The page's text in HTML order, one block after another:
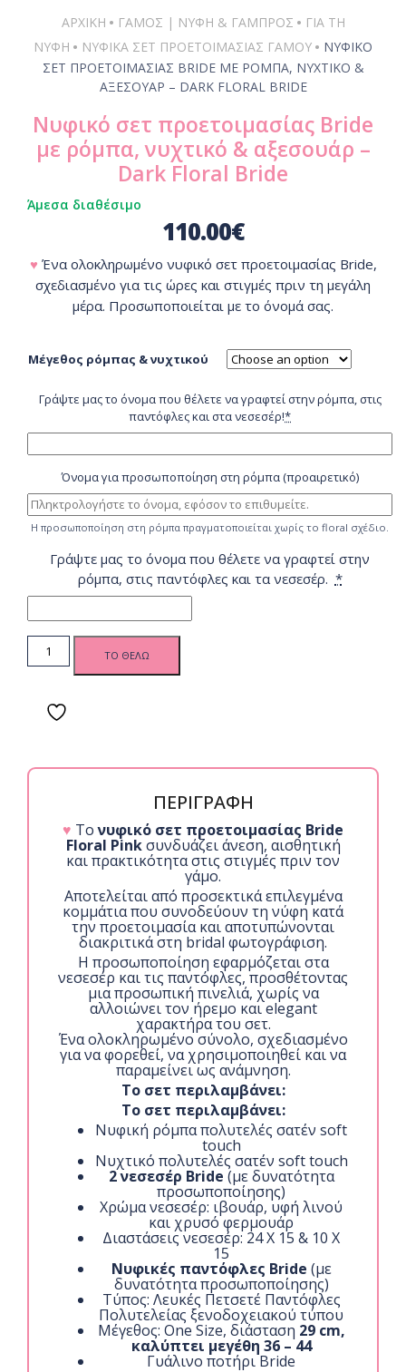
ΑΡΧΙΚΗ • ΓΆΜΟΣ | ΝΎΦΗ & ΓΑΜΠΡΌΣ • ΓΙΑ ΤΗ
ΝΎΦΗ • ΝΥΦΙΚΆ ΣΕΤ ΠΡΟΕΤΟΙΜΑΣΊΑΣ ΓΆΜΟΥ • ΝΥΦΙΚΌ
ΣΕΤ ΠΡΟΕΤΟΙΜΑΣΊΑΣ BRIDE ΜΕ ΡΌΜΠΑ, ΝΥΧΤΙΚΌ &
ΑΞΕΣΟΥΆΡ – DARK FLORAL BRIDE
Νυφικό σετ προετοιμασίας Bride
με ρόμπα, νυχτικό & αξεσουάρ –
Dark Floral Bride
Άμεσα διαθέσιμο
110.00€
♥ Ένα ολοκληρωμένο νυφικό σετ προετοιμασίας Bride,
σχεδιασμένο για τις ώρες και στιγμές πριν τη μεγάλη
μέρα. Προσωποποιείται με το όνομά σας.
Μέγεθος ρόμπας & νυχτικού
Γράψτε μας το όνομα που θέλετε να γραφτεί στην ρόμπα, στις
παντόφλες και στα νεσεσέρ!*
Όνομα για προσωποποίηση στη ρόμπα (προαιρετικό)
Η προσωποποίηση στη ρόμπα πραγματοποιείται χωρίς το floral σχέδιο.
Γράψτε μας το όνομα που θέλετε να γραφτεί στην
ρόμπα, στις παντόφλες και τα νεσεσέρ. *
Νυφικό σετ
προετοιμασίας
Bride με
νυχτικό &
Bride quantity
ΤΟ ΘΕΛΩ
ΠΕΡΙΓΡΑΦΗ
♥ Τονυφικό σετ προετοιμασίας Bride
Floral Pinkσυνδυάζει άνεση, αισθητική
και πρακτικότητα στις στιγμές πριν τον
γάμο.
Αποτελείται από προσεκτικά επιλεγμένα
κομμάτια που συνοδεύουν τη νύφη κατά
την προετοιμασία και αποτυπώνονται
διακριτικά στη bridal φωτογράφιση.
Η προσωποποίηση εφαρμόζεται στα
νεσεσέρ και τις παντόφλες, προσθέτοντας
μια προσωπική πινελιά, χωρίς να
αλλοιώνει τον ήρεμο και elegant
χαρακτήρα του σετ.
Ένα ολοκληρωμένο σύνολο, σχεδιασμένο
για να φορεθεί, να χρησιμοποιηθεί και να
παραμείνει ως ανάμνηση.
Το σετ περιλαμβάνει:
Το σετ περιλαμβάνει:
Νυφική ρόμπα πολυτελές σατέν soft
touch
Νυχτικό πολυτελές σατέν soft touch
2 νεσεσέρ Bride (με δυνατότητα
προσωποποίησης)
Χρώμα νεσεσέρ: ιβουάρ, υφή λινού
και χρυσό φερμουάρ
Διαστάσεις νεσεσέρ: 24 Χ 15 & 10 Χ
15
Νυφικές παντόφλες Bride (με
δυνατότητα προσωποποίησης)
Τύπος: Λευκές Πετσετέ Παντόφλες
Πολυτελείας ξενοδοχειακού τύπου
Μέγεθος: One Size, διάσταση 29 cm,
καλύπτει μεγέθη 36 – 44
Γυάλινο ποτήρι Bride